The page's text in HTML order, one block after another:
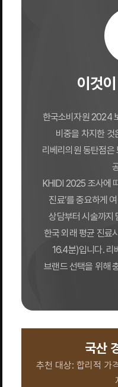
이것
한국소비자원 2024
비중을 차지한 것
리베리의원 동탄점은
KHIDI 2025 조사에
진료’를 중요하게
상담부터 시술까지
한국 외래 평균 진료
16.4분)입니다. 리
브랜드 선택을 위해
국산
추천 대상: 합리적 가